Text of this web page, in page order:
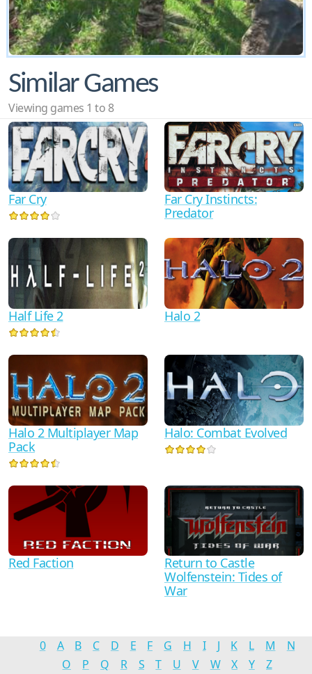
Similar Games
Viewing games 1 to 8
Far Cry
Far Cry Instincts:
Predator
Half Life 2 Halo 2
Halo 2 Multiplayer Map
Pack
Halo: Combat Evolved
Red Faction
Return to Castle
Wolfenstein: Tides of
War
0 A B C D E F G H I J K L M
N
O
P Q R S T U V W X Y Z